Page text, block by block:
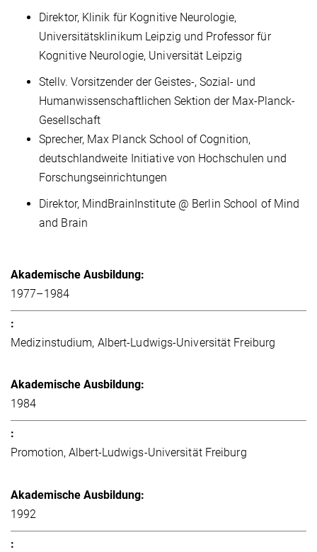
Direktor, Klinik für Kognitive Neurologie,
Universitätsklinikum Leipzig und Professor für
Kognitive Neurologie, Universität Leipzig
Stellv. Vorsitzender der Geistes-, Sozial- und
Humanwissenschaftlichen Sektion der Max-Planck-
Gesellschaft
Sprecher, Max Planck School of Cognition,
deutschlandweite Initiative von Hochschulen und
Forschungseinrichtungen
Direktor, MindBrainInstitute @ Berlin School of Mind
and Brain
1977–1984
Medizinstudium, Albert-Ludwigs-Universität Freiburg
1984
Promotion, Albert-Ludwigs-Universität Freiburg
1992